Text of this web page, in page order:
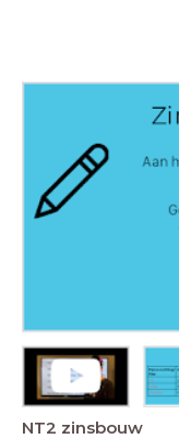
NT2 zinsbouw